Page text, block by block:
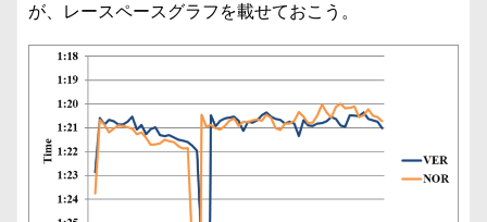
が、レースペースグラフを載せておこう。